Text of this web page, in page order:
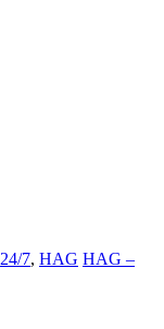
24/7, HAG HAG –